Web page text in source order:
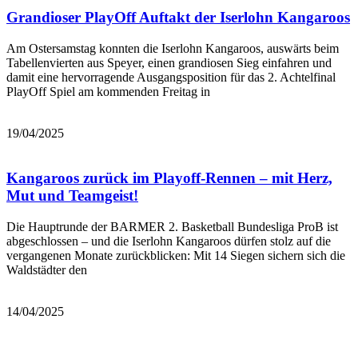
Grandioser PlayOff Auftakt der Iserlohn Kangaroos
Am Ostersamstag konnten die Iserlohn Kangaroos, auswärts beim
Tabellenvierten aus Speyer, einen grandiosen Sieg einfahren und
damit eine hervorragende Ausgangsposition für das 2. Achtelfinal
PlayOff Spiel am kommenden Freitag in
19/04/2025
Kangaroos zurück im Playoff-Rennen – mit Herz,
Mut und Teamgeist!
Die Hauptrunde der BARMER 2. Basketball Bundesliga ProB ist
abgeschlossen – und die Iserlohn Kangaroos dürfen stolz auf die
vergangenen Monate zurückblicken: Mit 14 Siegen sichern sich die
Waldstädter den
14/04/2025